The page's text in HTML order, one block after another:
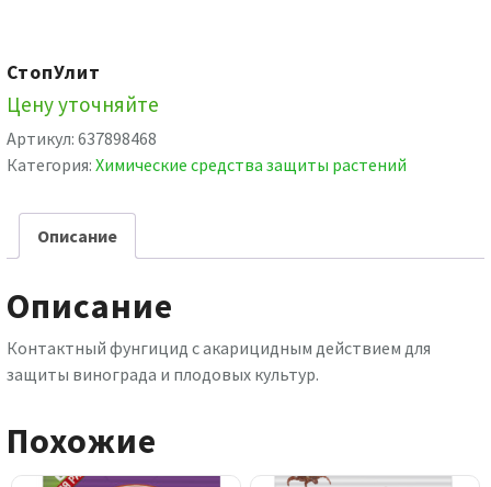
СтопУлит
Цену уточняйте
Артикул: 637898468
Категория: Химические средства защиты растений
Описание
Описание
Контактный фунгицид с акарицидным действием для
защиты винограда и плодовых культур.
Похожие